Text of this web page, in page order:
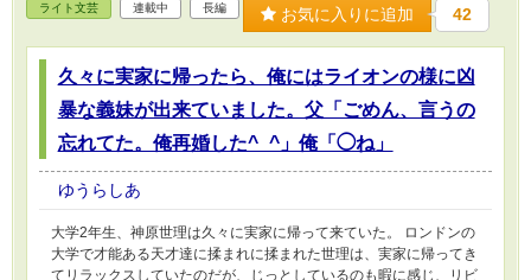
ライト文芸 連載中 長編 お気に入りに追加 42
久々に実家に帰ったら、俺にはライオンの様に凶
暴な義妹が出来ていました。父「ごめん、言うの
忘れてた。俺再婚した^_^」俺「◯ね」
ゆうらしあ
大学2年生、神原世理は久々に実家に帰って来ていた。 ロンドンの
大学で才能ある天才達に揉まれに揉まれた世理は、実家に帰ってき
てリラックスしていたのだが、じっとしているのも暇に感じ、リビ